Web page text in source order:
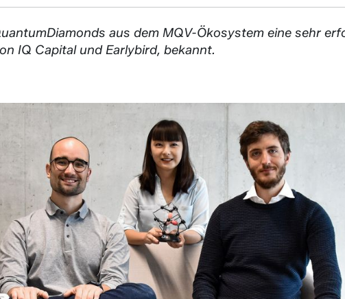
aus dem MQV-Ökosystem eine sehr
IQ Capital und Earlybird, bekannt.